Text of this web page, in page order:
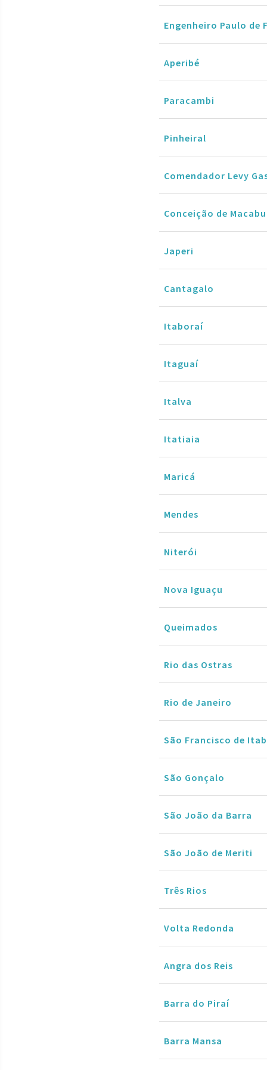
Engenheiro Paulo de
Aperibé
Paracambi
Pinheiral
Comendador Levy
Conceição de Macabu
Japeri
Cantagalo
Itaboraí
Itaguaí
Italva
Itatiaia
Maricá
Mendes
Niterói
Nova Iguaçu
Queimados
Rio das Ostras
Rio de Janeiro
São Francisco de
São Gonçalo
São João da Barra
São João de Meriti
Três Rios
Volta Redonda
Angra dos Reis
Barra do Piraí
Barra Mansa